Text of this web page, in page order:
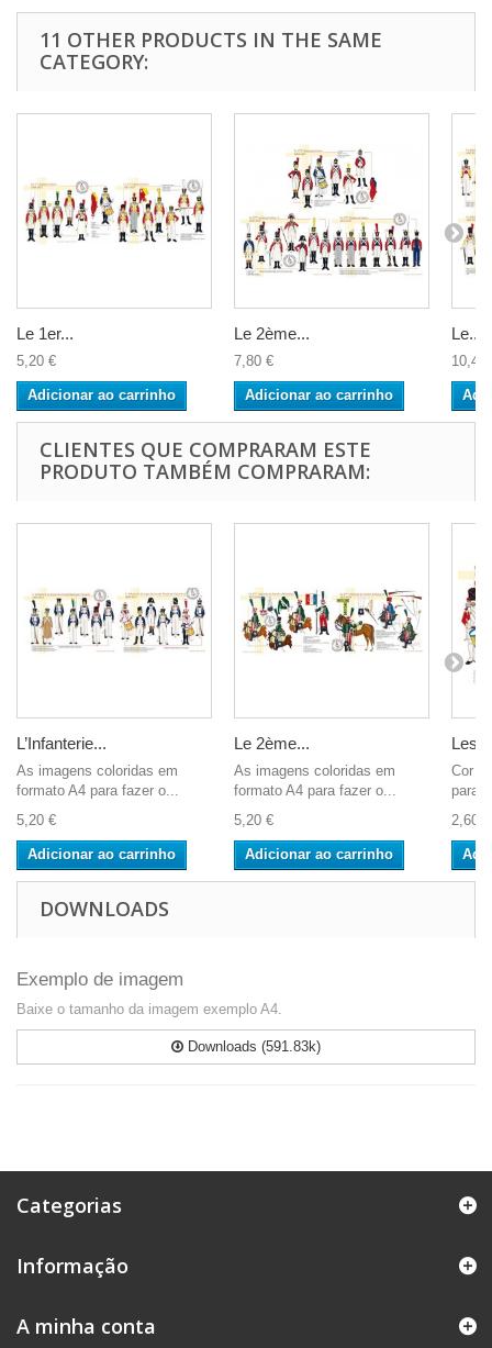
11 OTHER PRODUCTS IN THE SAME
CATEGORY:
Le 1er...
5,20 €
Adicionar ao carrinho
Le 2ème...
7,80 €
Adicionar ao carrinho
Le...
10,40
CLIENTES QUE COMPRARAM ESTE
PRODUTO TAMBÉM COMPRARAM:
L’Infanterie...
As imagens coloridas em
formato A4 para fazer o...
5,20 €
Adicionar ao carrinho
Le 2ème...
As imagens coloridas em
formato A4 para fazer o...
5,20 €
Adicionar ao carrinho
Les...
Cor
para
2,60 €
DOWNLOADS
Exemplo de imagem
Baixe o tamanho da imagem exemplo A4.
Downloads (591.83k)
Categorias
Informação
A minha conta